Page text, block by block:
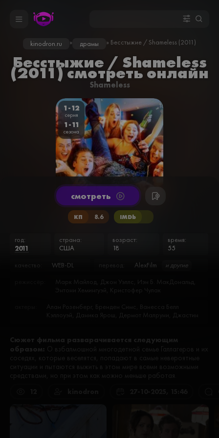
kinodron.ru » драмы » Бесстыжие / Shameless (2011)
Бесстыжие / Shameless
(2011) смотреть онлайн
Shameless
Сюжет фильма разварачивается следующим
образом: О взбалмошной многодетной семье Галлагеров и их
соседях, которые веселятся, попадают в самые невероятные
ситуации и пытаются выжить в этом мире всеми возможными
средствами, но при этом как можно меньше работая.
1-12
серия
1-11
сезона
cмотреть
КП 8.6 IMDb
год:
2011
страна:
США
возраст:
18
время:
55
качество:
WEB-DL
Марк Майлод, Джон Уэллс, Иэн Б. МакДональд,
Энтони Хемингуэй, Кристофер Чулак
перевод: AlexFilm и другие
Алан Розенберг, Бренден Симс, Ванесса Белл
Кэллоуэй, Даника Ярош, Дермот Малруни, Джастин
Джесс Габор, Джессика Зор, Джим Хоффмастер,
Джоан Кьюсак, Дэннис Кокрум, Зак Макгоуэн, Зак
Перлман, Исидора Горештер, Итан Каткоски,
Камерон Монахэн, Кейт Майнер, Келлен Майкл,
Керри О’Мэлли, Кристиан Айзейя, Кристиан Исайя,
Стефани Фантоцци, Стив Кази, Стив Хоуи, Тайлер